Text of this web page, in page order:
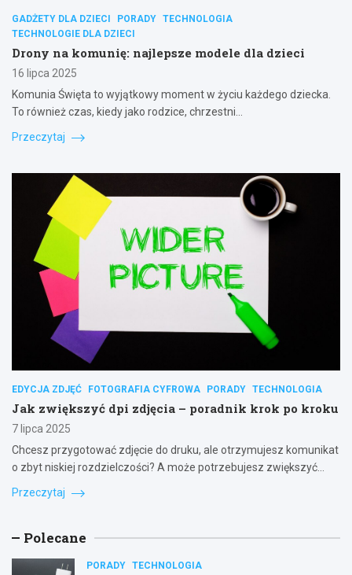
GADŻETY DLA DZIECI PORADY TECHNOLOGIA
TECHNOLOGIE DLA DZIECI
Drony na komunię: najlepsze modele dla dzieci
16 lipca 2025
Komunia Święta to wyjątkowy moment w życiu każdego dziecka.
To również czas, kiedy jako rodzice, chrzestni…
Przeczytaj
EDYCJA ZDJĘĆ FOTOGRAFIA CYFROWA PORADY TECHNOLOGIA
Jak zwiększyć dpi zdjęcia – poradnik krok po kroku
7 lipca 2025
Chcesz przygotować zdjęcie do druku, ale otrzymujesz komunikat
o zbyt niskiej rozdzielczości? A może potrzebujesz zwiększyć…
Przeczytaj
Polecane
PORADY TECHNOLOGIA